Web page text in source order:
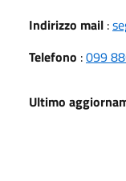
Indirizzo mail :
Telefono :099
Ultimo